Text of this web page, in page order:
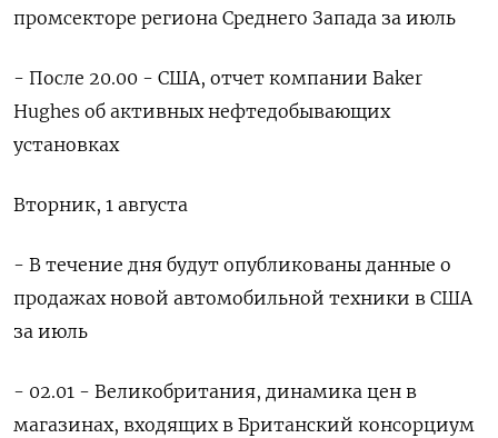
промсекторе региона Среднего Запада за июль
- После 20.00 - США, отчет компании Baker
Hughes об активных нефтедобывающих
установках
Вторник, 1 августа
- В течение дня будут опубликованы данные о
продажах новой автомобильной техники в США
за июль
- 02.01 - Великобритания, динамика цен в
магазинах, входящих в Британский консорциум